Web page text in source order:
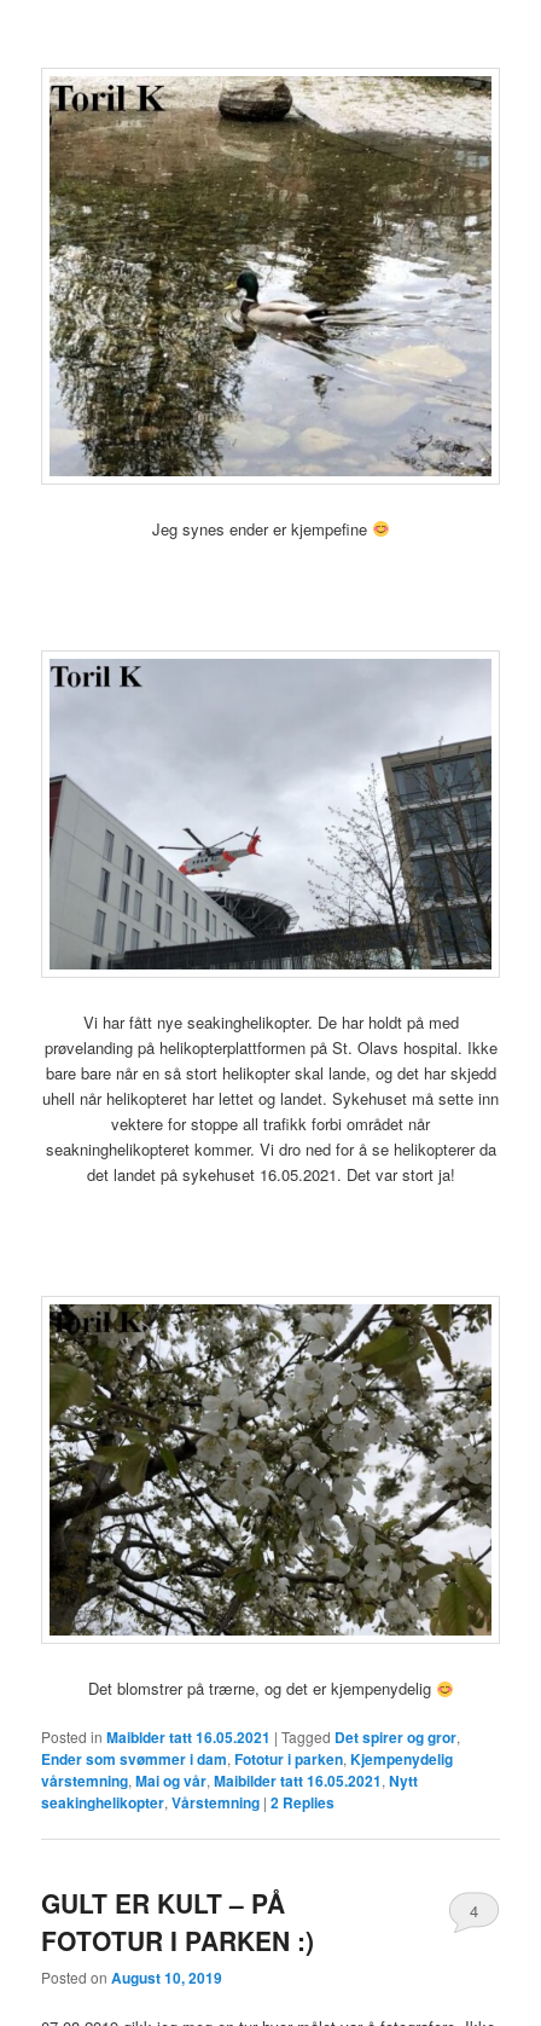
Jeg synes ender er kjempefine
Vi har fått nye seakinghelikopter. De har holdt på med
prøvelanding på helikopterplattformen på St. Olavs hospital. Ikke
bare bare når en så stort helikopter skal lande, og det har skjedd
uhell når helikopteret har lettet og landet. Sykehuset må sette inn
vektere for stoppe all trafikk forbi området når
seakninghelikopteret kommer. Vi dro ned for å se helikopterer da
det landet på sykehuset 16.05.2021. Det var stort ja!
Det blomstrer på trærne, og det er kjempenydelig
Posted in Maiblder tatt 16.05.2021 |Tagged Det spirer og gror,
Ender som svømmer i dam,Fototur i parken,Kjempenydelig
vårstemning,Mai og vår,Maibilder tatt 16.05.2021,Nytt
seakinghelikopter,Vårstemning |2 Replies
GULT ER KULT – PÅ
FOTOTUR I PARKEN :)
Posted onAugust 10, 2019
4